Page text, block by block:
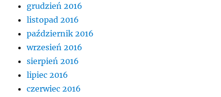
grudzień 2016
listopad 2016
październik 2016
wrzesień 2016
sierpień 2016
lipiec 2016
czerwiec 2016